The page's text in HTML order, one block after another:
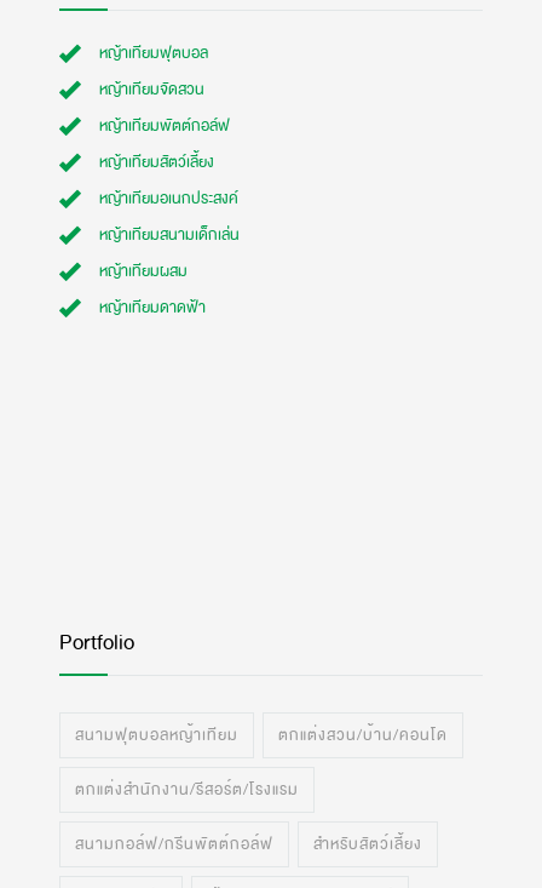
หญ้าเทียมฟุตบอล
หญ้าเทียมจัดสวน
หญ้าเทียมพัตต์กอล์ฟ
หญ้าเทียมสัตว์เลี้ยง
หญ้าเทียมอเนกประสงค์
หญ้าเทียมสนามเด็กเล่น
หญ้าเทียมผสม
หญ้าเทียมดาดฟ้า
Portfolio
สนามฟุตบอลหญ้าเทียม ตกแต่งสวน/บ้าน/คอนโด
ตกแต่งสำนักงาน/รีสอร์ต/โรงแรม
สนามกอล์ฟ/กรีนพัตต์กอล์ฟ สำหรับสัตว์เลี้ยง